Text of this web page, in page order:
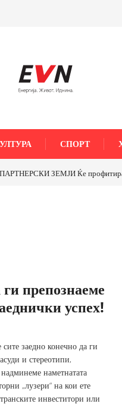
СПОРТ
ЗЕМЈИ Ќе профитираме
препознаеме
успех!
заедно конечно да ги
и стереотипи,
наметнатата
„лузери“ на кои ете
инвеститори или